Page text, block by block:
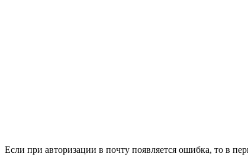
Если при авторизации в почту появляется ошибка, то в